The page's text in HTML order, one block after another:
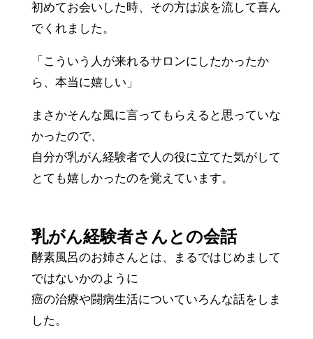
初めてお会いした時、その方は涙を流して喜ん
でくれました。
「こういう人が来れるサロンにしたかったか
ら、本当に嬉しい」
まさかそんな風に言ってもらえると思っていな
かったので、
自分が乳がん経験者で人の役に立てた気がして
とても嬉しかったのを覚えています。
乳がん経験者さんとの会話
酵素風呂のお姉さんとは、まるではじめまして
ではないかのように
癌の治療や闘病生活についていろんな話をしま
した。